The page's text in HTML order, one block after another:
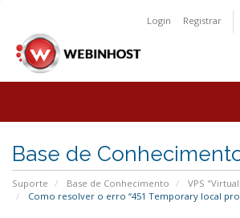
Login Registrar
Base de
Suporte Base de Conhecimento
VPS
Como resolver o erro “451 Temporary local